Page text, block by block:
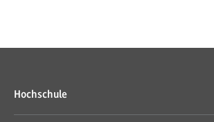
Hochschule